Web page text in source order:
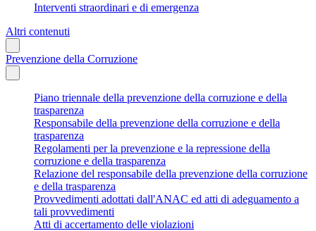
Interventi straordinari e di emergenza
Altri contenuti
Prevenzione della Corruzione
Piano triennale della prevenzione della corruzione e della
trasparenza
Responsabile della prevenzione della corruzione e della
trasparenza
Regolamenti per la prevenzione e la repressione della
corruzione e della trasparenza
Relazione del responsabile della prevenzione della corruzione
e della trasparenza
Provvedimenti adottati dall'ANAC ed atti di adeguamento a
tali provvedimenti
Atti di accertamento delle violazioni